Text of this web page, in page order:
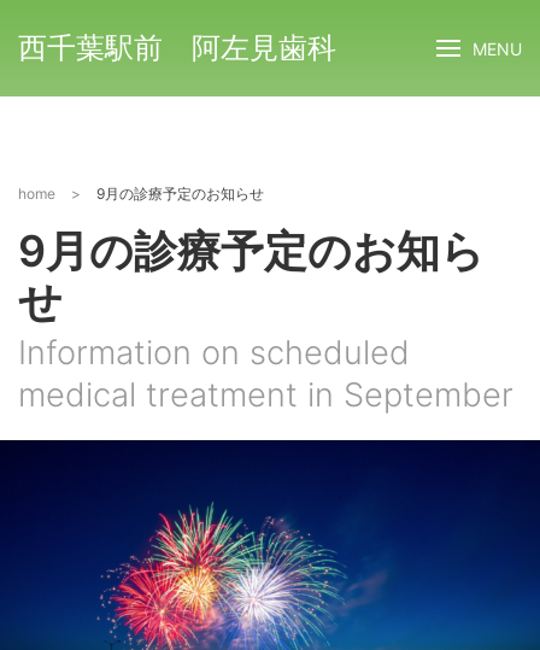
西千葉駅前 阿左見歯科 MENU
home > 9月の診療予定のお知らせ
9月の診療予定のお知ら
せ
Information on scheduled
medical treatment in September